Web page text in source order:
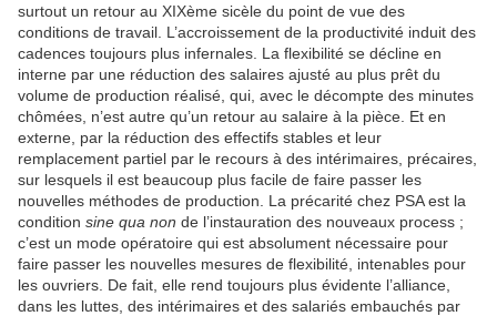
surtout un retour au XIXème sicèle du point de vue des
conditions de travail. L’accroissement de la productivité induit des
cadences toujours plus infernales. La flexibilité se décline en
interne par une réduction des salaires ajusté au plus prêt du
volume de production réalisé, qui, avec le décompte des minutes
chômées, n’est autre qu’un retour au salaire à la pièce. Et en
externe, par la réduction des effectifs stables et leur
remplacement partiel par le recours à des intérimaires, précaires,
sur lesquels il est beaucoup plus facile de faire passer les
nouvelles méthodes de production. La précarité chez PSA est la
condition sine qua non de l’instauration des nouveaux process ;
c’est un mode opératoire qui est absolument nécessaire pour
faire passer les nouvelles mesures de flexibilité, intenables pour
les ouvriers. De fait, elle rend toujours plus évidente l’alliance,
dans les luttes, des intérimaires et des salariés embauchés par